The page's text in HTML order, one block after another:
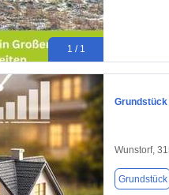
1 / 1
Grundstück
Wunstorf,
Grundstück